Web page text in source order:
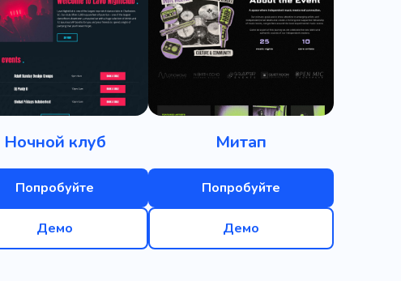
Ночной клуб
Попробуйте
Демо
Митап
Попробуйте
Демо